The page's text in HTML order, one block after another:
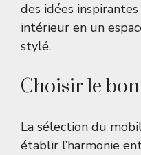
des idées
intérieur en un
stylé.
Choisir le
La sélection du
établir l’harmonie